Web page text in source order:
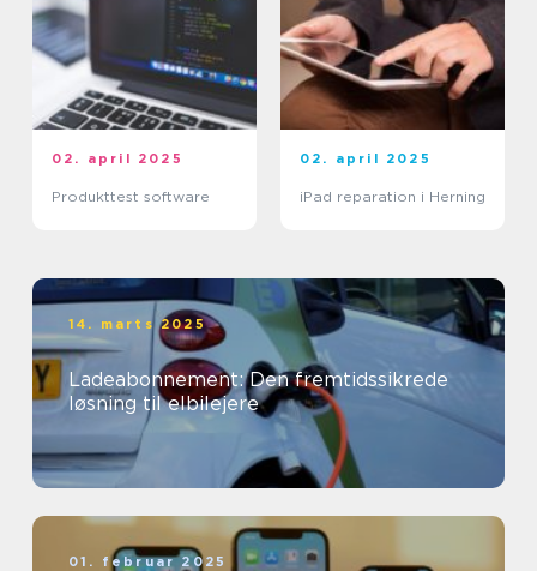
02. april 2025
Produkttest software
02. april 2025
iPad reparation i Herning
14. marts 2025
Ladeabonnement: Den fremtidssikrede
løsning til elbilejere
01. februar 2025